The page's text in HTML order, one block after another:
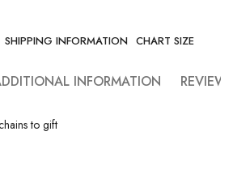
SHIPPING INFORMATION CHART SIZE
INFORMATION
to gift